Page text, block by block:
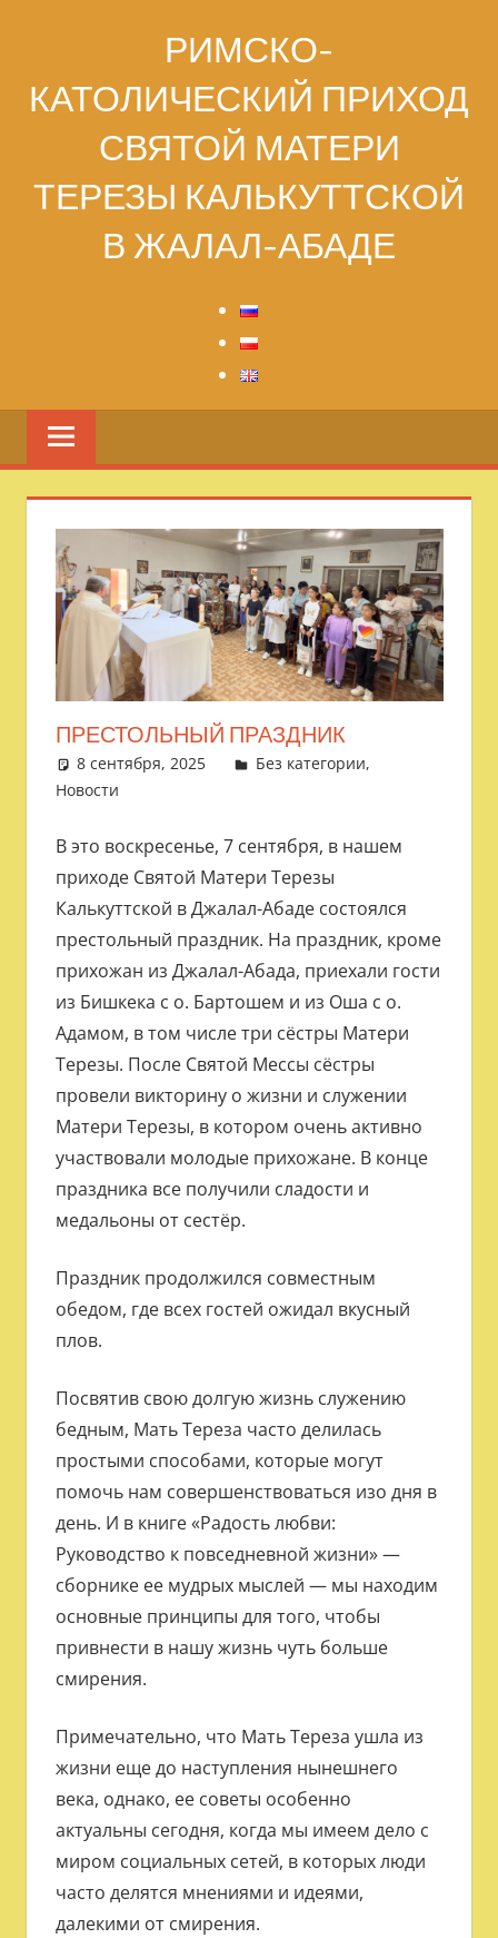
РИМСКО-
КАТОЛИЧЕСКИЙ ПРИХОД
СВЯТОЙ МАТЕРИ
ТЕРЕЗЫ КАЛЬКУТТСКОЙ
В ЖАЛАЛ-АБАДЕ
в
городе
Джалалабад
ПРЕСТОЛЬНЫЙ ПРАЗДНИК
8 сентября, 2025 admin
Без категории,
Новости
В это воскресенье, 7 сентября, в нашем
приходе Святой Матери Терезы
Калькуттской в Джалал-Абаде состоялся
престольный праздник. На праздник, кроме
прихожан из Джалал-Абада, приехали гости
из Бишкека с о. Бартошем и из Оша с о.
Адамом, в том числе три сёстры Матери
Терезы. После Святой Мессы сёстры
провели викторину о жизни и служении
Матери Терезы, в котором очень активно
участвовали молодые прихожане. В конце
праздника все получили сладости и
медальоны от сестёр.
Праздник продолжился совместным
обедом, где всех гостей ожидал вкусный
плов.
Посвятив свою долгую жизнь служению
бедным, Мать Тереза часто делилась
простыми способами, которые могут
помочь нам совершенствоваться изо дня в
день. И в книге «Радость любви:
Руководство к повседневной жизни» —
сборнике ее мудрых мыслей — мы находим
основные принципы для того, чтобы
привнести в нашу жизнь чуть больше
смирения.
Примечательно, что Мать Тереза ушла из
жизни еще до наступления нынешнего
века, однако, ее советы особенно
актуальны сегодня, когда мы имеем дело с
миром социальных сетей, в которых люди
часто делятся мнениями и идеями,
далекими от смирения.